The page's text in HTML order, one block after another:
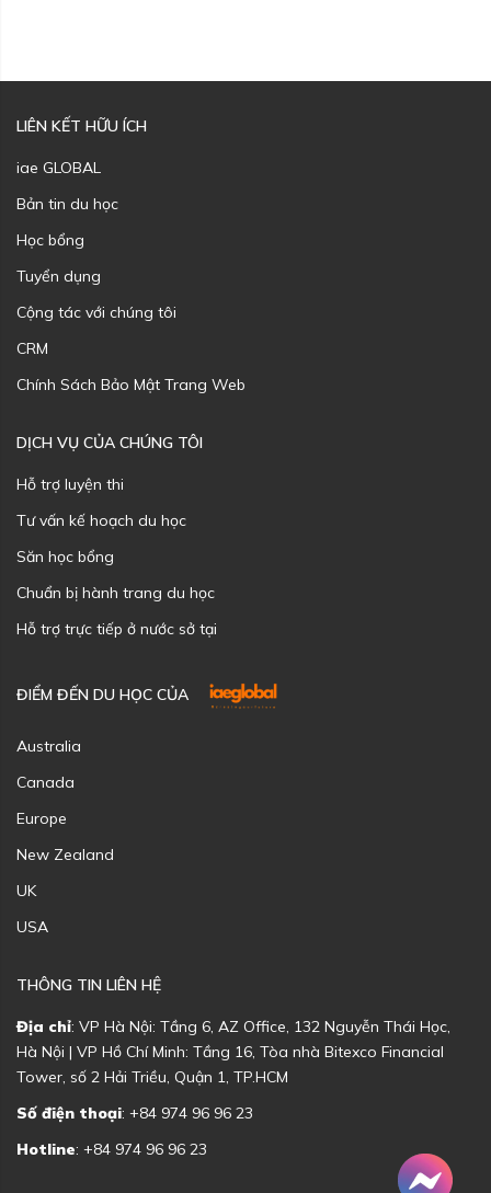
LIÊN KẾT HỮU ÍCH
iae GLOBAL
Bản tin du học
Học bổng
Tuyển dụng
Cộng tác với chúng tôi
CRM
Chính Sách Bảo Mật Trang Web
DỊCH VỤ CỦA CHÚNG TÔI
Hỗ trợ luyện thi
Tư vấn kế hoạch du học
Săn học bổng
Chuẩn bị hành trang du học
Hỗ trợ trực tiếp ở nước sở tại
ĐIỂM ĐẾN DU HỌC CỦA
Australia
Canada
Europe
New Zealand
UK
USA
THÔNG TIN LIÊN HỆ
Địa chỉ: VP Hà Nội: Tầng 6, AZ Office, 132 Nguyễn Thái Học,
Hà Nội | VP Hồ Chí Minh: Tầng 16, Tòa nhà Bitexco Financial
Tower, số 2 Hải Triều, Quận 1, TP.HCM
Số điện thoại: +84 974 96 96 23
Hotline: +84 974 96 96 23